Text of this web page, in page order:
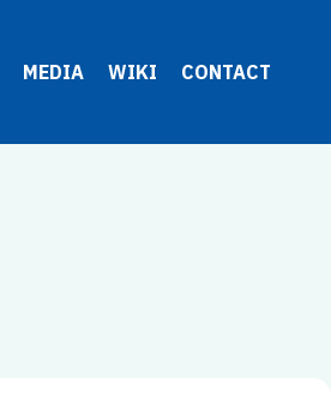
MEDIA WIKI CONTACT